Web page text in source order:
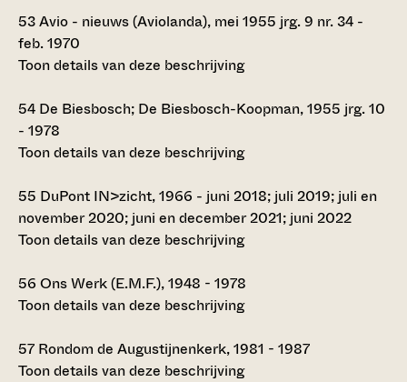
53Avio - nieuws (Aviolanda), mei 1955 jrg. 9 nr. 34 -
feb. 1970
Toon details van deze beschrijving
54 De Biesbosch; De Biesbosch-Koopman, 1955 jrg. 10
- 1978
Toon details van deze beschrijving
55 DuPont IN>zicht, 1966 - juni 2018; juli 2019; juli en
november 2020; juni en december 2021; juni 2022
Toon details van deze beschrijving
56 Ons Werk (E.M.F.), 1948 - 1978
Toon details van deze beschrijving
57 Rondom de Augustijnenkerk, 1981 - 1987
Toon details van deze beschrijving